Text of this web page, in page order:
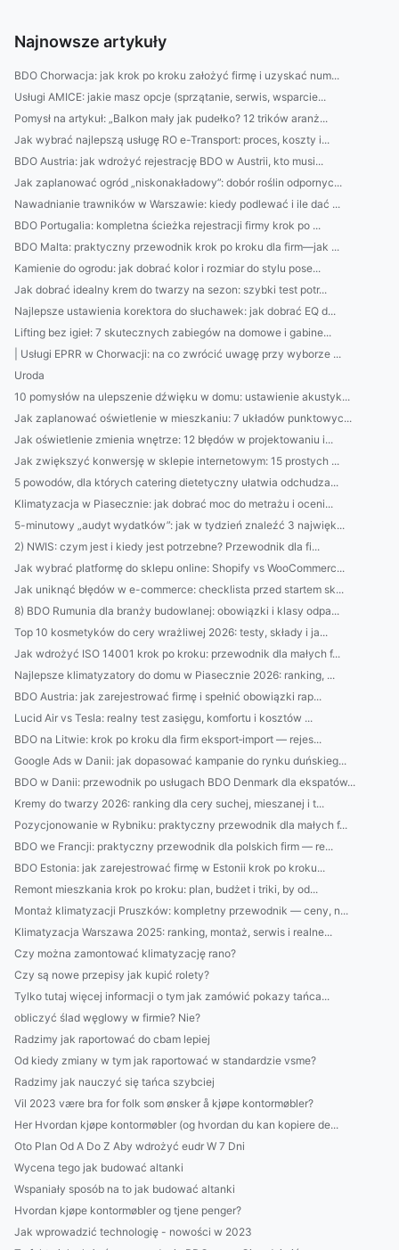
Najnowsze artykuły
BDO Chorwacja: jak krok po kroku założyć firmę i uzyskać num...
Usługi AMICE: jakie masz opcje (sprzątanie, serwis, wsparcie...
Pomysł na artykuł: „Balkon mały jak pudełko? 12 trików aranż...
Jak wybrać najlepszą usługę RO e-Transport: proces, koszty i...
BDO Austria: jak wdrożyć rejestrację BDO w Austrii, kto musi...
Jak zaplanować ogród „niskonakładowy”: dobór roślin odpornyc...
Nawadnianie trawników w Warszawie: kiedy podlewać i ile dać ...
BDO Portugalia: kompletna ścieżka rejestracji firmy krok po ...
BDO Malta: praktyczny przewodnik krok po kroku dla firm—jak ...
Kamienie do ogrodu: jak dobrać kolor i rozmiar do stylu pose...
Jak dobrać idealny krem do twarzy na sezon: szybki test potr...
Najlepsze ustawienia korektora do słuchawek: jak dobrać EQ d...
Lifting bez igieł: 7 skutecznych zabiegów na domowe i gabine...
| Usługi EPRR w Chorwacji: na co zwrócić uwagę przy wyborze ...
Uroda
10 pomysłów na ulepszenie dźwięku w domu: ustawienie akustyk...
Jak zaplanować oświetlenie w mieszkaniu: 7 układów punktowyc...
Jak oświetlenie zmienia wnętrze: 12 błędów w projektowaniu i...
Jak zwiększyć konwersję w sklepie internetowym: 15 prostych ...
5 powodów, dla których catering dietetyczny ułatwia odchudza...
Klimatyzacja w Piasecznie: jak dobrać moc do metrażu i oceni...
5-minutowy „audyt wydatków”: jak w tydzień znaleźć 3 najwięk...
2) NWIS: czym jest i kiedy jest potrzebne? Przewodnik dla fi...
Jak wybrać platformę do sklepu online: Shopify vs WooCommerc...
Jak uniknąć błędów w e-commerce: checklista przed startem sk...
8) BDO Rumunia dla branży budowlanej: obowiązki i klasy odpa...
Top 10 kosmetyków do cery wrażliwej 2026: testy, składy i ja...
Jak wdrożyć ISO 14001 krok po kroku: przewodnik dla małych f...
Najlepsze klimatyzatory do domu w Piasecznie 2026: ranking, ...
BDO Austria: jak zarejestrować firmę i spełnić obowiązki rap...
Lucid Air vs Tesla: realny test zasięgu, komfortu i kosztów ...
BDO na Litwie: krok po kroku dla firm eksport‑import — rejes...
Google Ads w Danii: jak dopasować kampanie do rynku duńskieg...
BDO w Danii: przewodnik po usługach BDO Denmark dla ekspatów...
Kremy do twarzy 2026: ranking dla cery suchej, mieszanej i t...
Pozycjonowanie w Rybniku: praktyczny przewodnik dla małych f...
BDO we Francji: praktyczny przewodnik dla polskich firm — re...
BDO Estonia: jak zarejestrować firmę w Estonii krok po kroku...
Remont mieszkania krok po kroku: plan, budżet i triki, by od...
Montaż klimatyzacji Pruszków: kompletny przewodnik — ceny, n...
Klimatyzacja Warszawa 2025: ranking, montaż, serwis i realne...
Czy można zamontować klimatyzację rano?
Czy są nowe przepisy jak kupić rolety?
Tylko tutaj więcej informacji o tym jak zamówić pokazy tańca...
obliczyć ślad węglowy w firmie? Nie?
Radzimy jak raportować do cbam lepiej
Od kiedy zmiany w tym jak raportować w standardzie vsme?
Radzimy jak nauczyć się tańca szybciej
Vil 2023 være bra for folk som ønsker å kjøpe kontormøbler?
Her Hvordan kjøpe kontormøbler (og hvordan du kan kopiere de...
Oto Plan Od A Do Z Aby wdrożyć eudr W 7 Dni
Wycena tego jak budować altanki
Wspaniały sposób na to jak budować altanki
Hvordan kjøpe kontormøbler og tjene penger?
Jak wprowadzić technologię - nowości w 2023